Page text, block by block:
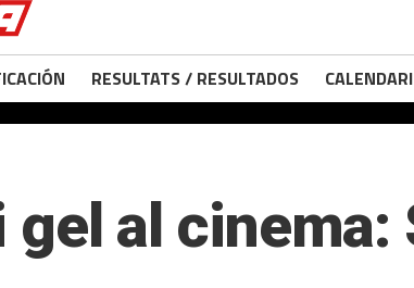
RESULTATS / RESULTADOS
gel al